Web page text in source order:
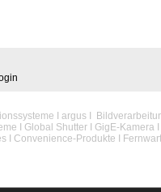
I argus I
I Global Shutter I GigE-Kamera I
I Convenience-Produkte I